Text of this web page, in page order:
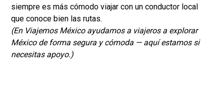
siempre es más cómodo viajar con un conductor local
que conoce bien las rutas.
(En Viajemos México ayudamos a viajeros a explorar
México de forma segura y cómoda — aquí estamos si
necesitas apoyo.)